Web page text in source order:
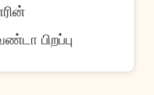
பிறப்பு